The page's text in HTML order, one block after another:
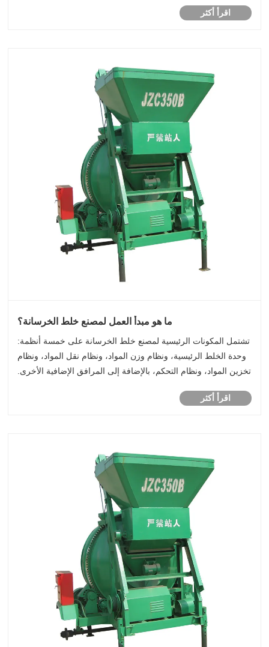
اقرأ أكثر
ما هو مبدأ العمل لمصنع خلط الخرسانة؟
تشتمل المكونات الرئيسية لمصنع خلط الخرسانة على خمسة أنظمة:
وحدة الخلط الرئيسية، ونظام وزن المواد، ونظام نقل المواد، ونظام
تخزين المواد، ونظام التحكم، بالإضافة إلى المرافق الإضافية الأخرى.
اقرأ أكثر